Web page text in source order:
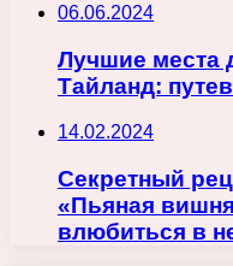
06.06.2024
Лучшие места
Тайланд:
14.02.2024
Секретный
«Пьяная
влюбиться в